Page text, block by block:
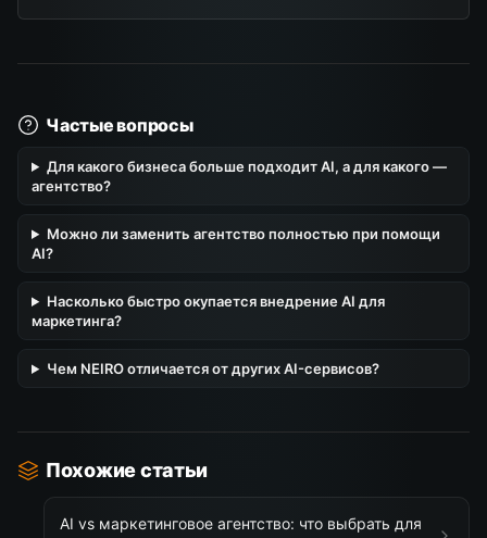
Частые вопросы
Для какого бизнеса больше подходит AI, а для какого —
агентство?
Можно ли заменить агентство полностью при помощи
AI?
Насколько быстро окупается внедрение AI для
маркетинга?
Чем NEIRO отличается от других AI-сервисов?
Похожие статьи
AI vs маркетинговое агентство: что выбрать для